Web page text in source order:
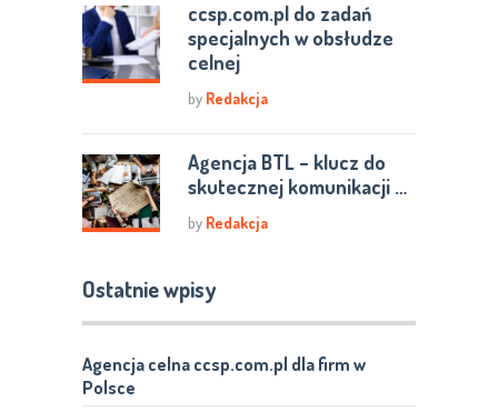
ccsp.com.pl do zadań
specjalnych w obsłudze
celnej
by Redakcja
Agencja BTL – klucz do
skutecznej komunikacji …
by Redakcja
Ostatnie wpisy
Agencja celna ccsp.com.pl dla firm w
Polsce